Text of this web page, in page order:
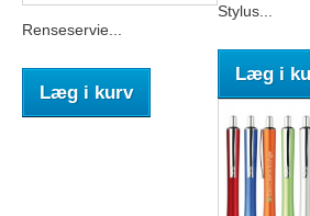
Renseservie...
Læg i kurv
Stylus...
Læg i